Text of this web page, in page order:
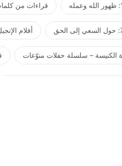
قراءات من
أفلام
الكنيسة – سلسلة حفلات منوّعات